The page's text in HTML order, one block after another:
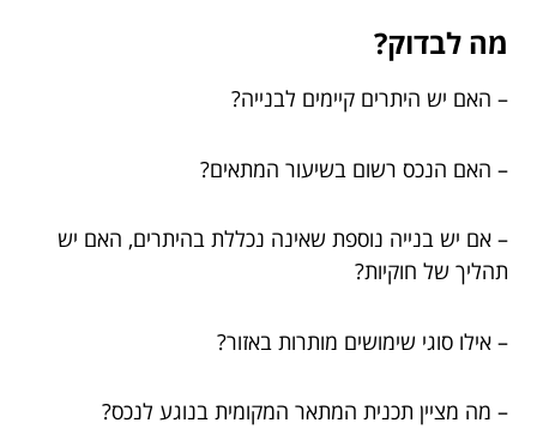
מה לבדוק?
– האם יש היתרים קיימים לבנייה?
– האם הנכס רשום בשיעור המתאים?
– אם יש בנייה נוספת שאינה נכללת בהיתרים, האם יש
תהליך של חוקיות?
– אילו סוגי שימושים מותרות באזור?
– מה מציין תכנית המתאר המקומית בנוגע לנכס?